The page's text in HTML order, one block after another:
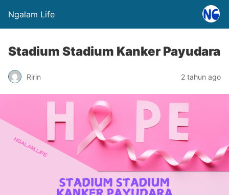
Ngalam Life
Stadium Stadium Kanker Payudara
Ririn 2 tahun ago